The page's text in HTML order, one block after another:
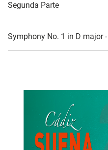
Segunda Parte
Symphony No. 1 in D major -